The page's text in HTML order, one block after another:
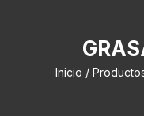
Inicio /